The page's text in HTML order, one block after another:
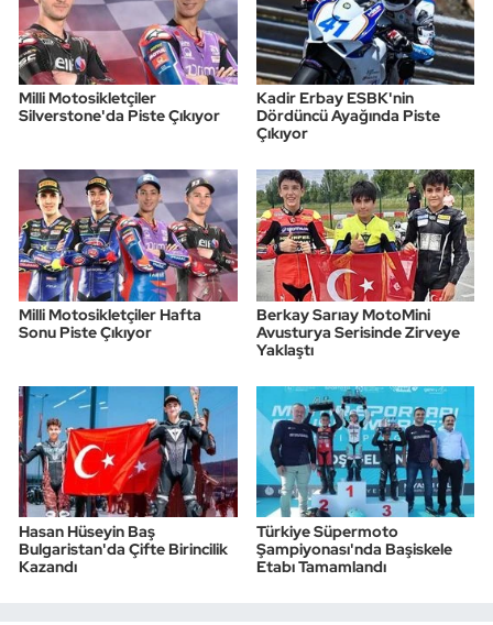
Milli Motosikletçiler
Silverstone'da Piste Çıkıyor
Kadir Erbay ESBK'nin
Dördüncü Ayağında Piste
Çıkıyor
Milli Motosikletçiler Hafta
Sonu Piste Çıkıyor
Berkay Sarıay MotoMini
Avusturya Serisinde Zirveye
Yaklaştı
Hasan Hüseyin Baş
Bulgaristan'da Çifte Birincilik
Kazandı
Türkiye Süpermoto
Şampiyonası'nda Başiskele
Etabı Tamamlandı